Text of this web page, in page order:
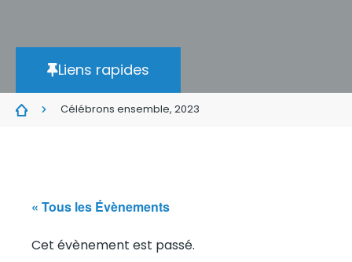
Liens rapides
Célébrons ensemble, 2023
« Tous les Évènements
Cet évènement est passé.